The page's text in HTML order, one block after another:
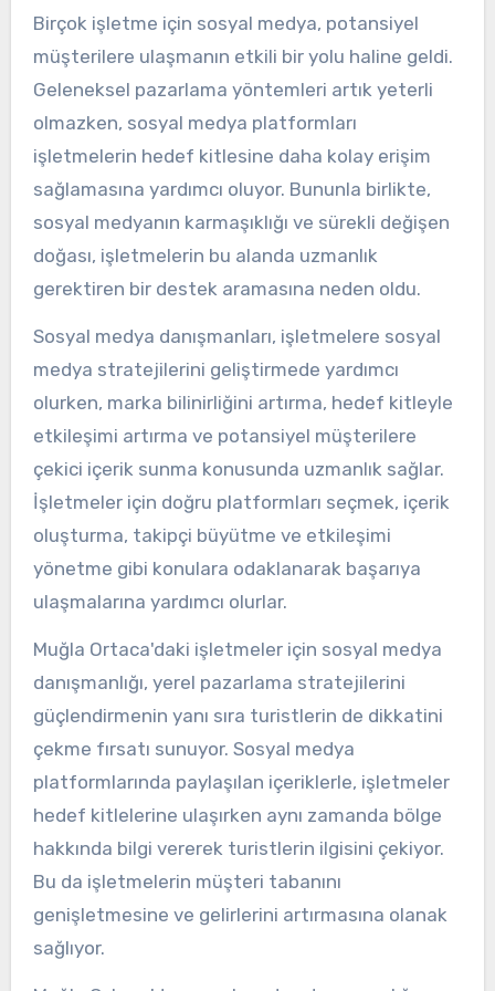
Birçok işletme için sosyal medya, potansiyel
müşterilere ulaşmanın etkili bir yolu haline geldi.
Geleneksel pazarlama yöntemleri artık yeterli
olmazken, sosyal medya platformları
işletmelerin hedef kitlesine daha kolay erişim
sağlamasına yardımcı oluyor. Bununla birlikte,
sosyal medyanın karmaşıklığı ve sürekli değişen
doğası, işletmelerin bu alanda uzmanlık
gerektiren bir destek aramasına neden oldu.
Sosyal medya danışmanları, işletmelere sosyal
medya stratejilerini geliştirmede yardımcı
olurken, marka bilinirliğini artırma, hedef kitleyle
etkileşimi artırma ve potansiyel müşterilere
çekici içerik sunma konusunda uzmanlık sağlar.
İşletmeler için doğru platformları seçmek, içerik
oluşturma, takipçi büyütme ve etkileşimi
yönetme gibi konulara odaklanarak başarıya
ulaşmalarına yardımcı olurlar.
Muğla Ortaca'daki işletmeler için sosyal medya
danışmanlığı, yerel pazarlama stratejilerini
güçlendirmenin yanı sıra turistlerin de dikkatini
çekme fırsatı sunuyor. Sosyal medya
platformlarında paylaşılan içeriklerle, işletmeler
hedef kitlelerine ulaşırken aynı zamanda bölge
hakkında bilgi vererek turistlerin ilgisini çekiyor.
Bu da işletmelerin müşteri tabanını
genişletmesine ve gelirlerini artırmasına olanak
sağlıyor.